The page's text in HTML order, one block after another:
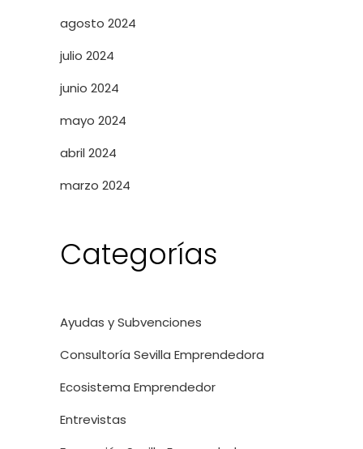
agosto 2024
julio 2024
junio 2024
mayo 2024
abril 2024
marzo 2024
Categorías
Ayudas y Subvenciones
Consultoría Sevilla Emprendedora
Ecosistema Emprendedor
Entrevistas